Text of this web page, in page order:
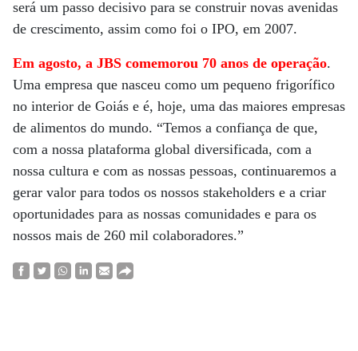
será um passo decisivo para se construir novas avenidas
de crescimento, assim como foi o IPO, em 2007.
Em agosto, a JBS comemorou 70 anos de operação.
Uma empresa que nasceu como um pequeno frigorífico
no interior de Goiás e é, hoje, uma das maiores empresas
de alimentos do mundo. “Temos a confiança de que,
com a nossa plataforma global diversificada, com a
nossa cultura e com as nossas pessoas, continuaremos a
gerar valor para todos os nossos stakeholders e a criar
oportunidades para as nossas comunidades e para os
nossos mais de 260 mil colaboradores.”